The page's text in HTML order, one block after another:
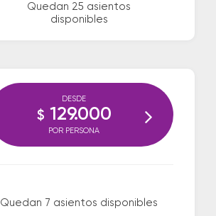
Quedan 25 asientos
disponibles
Quedan 7 asientos disponibles
DESDE
$ 129.000
POR PERSONA